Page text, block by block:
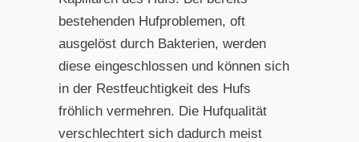
bestehenden Hufproblemen, oft
ausgelöst durch Bakterien, werden
diese eingeschlossen und können sich
in der Restfeuchtigkeit des Hufs
fröhlich vermehren. Die Hufqualität
verschlechtert sich dadurch meist